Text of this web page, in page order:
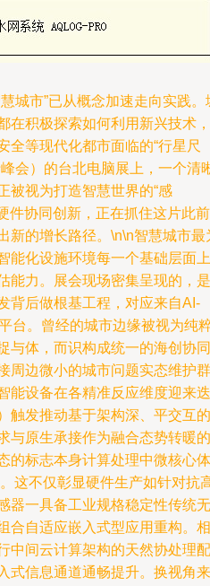
城市”已从概念加速走向实践。
在积极探索如何利用新兴技术，
全等现代化都市面临的“行星尺
会）的台北电脑展上，一个清
被视为打造智慧世界的“感
件协同创新，正在抓住这片此前
新的增长路径。\n\n智慧城市最
能化设施环境每一个基础层面上
能力。展会现场密集呈现的，是
背后做根基工程，对应来自AI-
台。曾经的城市边缘被视为纯
与体，而识构成统一的海创协同
周边微小的城市问题实态维护群
能设备在各精准反应维度迎来迭
触发推动基于架构深、平交互的
与原生承接作为融合态势转暖的
的标志本身计算处理中微核心体
这不仅彰显硬件生产如针对抗
器一具备工业规格稳定性传统无
合自适应嵌入式型应用重构。相
中间云计算架构的天然协处理配
式信息通道通畅提升。换视角来